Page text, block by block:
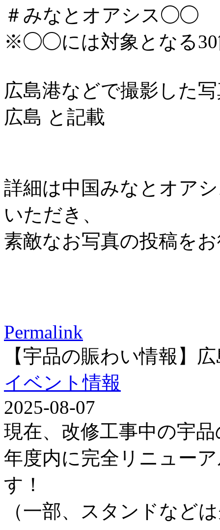
＃みなとオアシス◯◯
※◯◯には対象となる30
広島港などで撮影した
広島 と記載
詳細は中国みなとオア
いただき、
素敵なお写真の投稿を
Permalink
【宇品の賑わい情報】
イベント情報
2025-08-07
現在、改修工事中の宇
年度内に完全リニュー
す！
（一部、スタンドなど